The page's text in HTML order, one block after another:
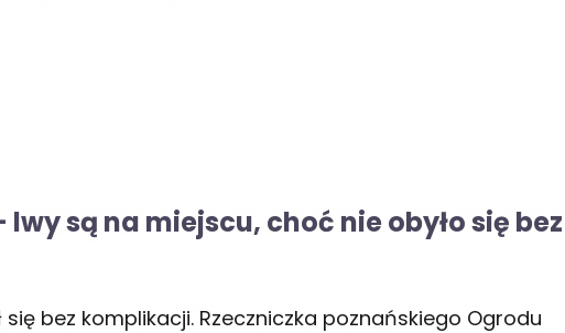
lwy są na miejscu, choć nie obyło się bez
bez komplikacji. Rzeczniczka poznańskiego Ogrodu